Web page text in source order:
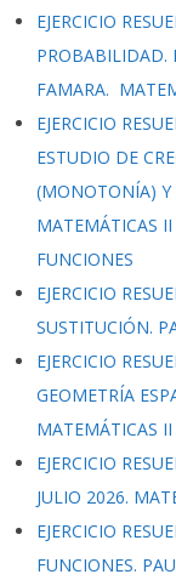
EJERCICIO
PROBABILIDAD.
FAMARA.
EJERCICIO
ESTUDIO DE
(MONOTONÍA) Y
MATEMÁTICAS
FUNCIONES
EJERCICIO
SUSTITUCIÓN.
EJERCICIO
GEOMETRÍA
MATEMÁTICAS
EJERCICIO
JULIO 2026.
EJERCICIO
FUNCIONES.